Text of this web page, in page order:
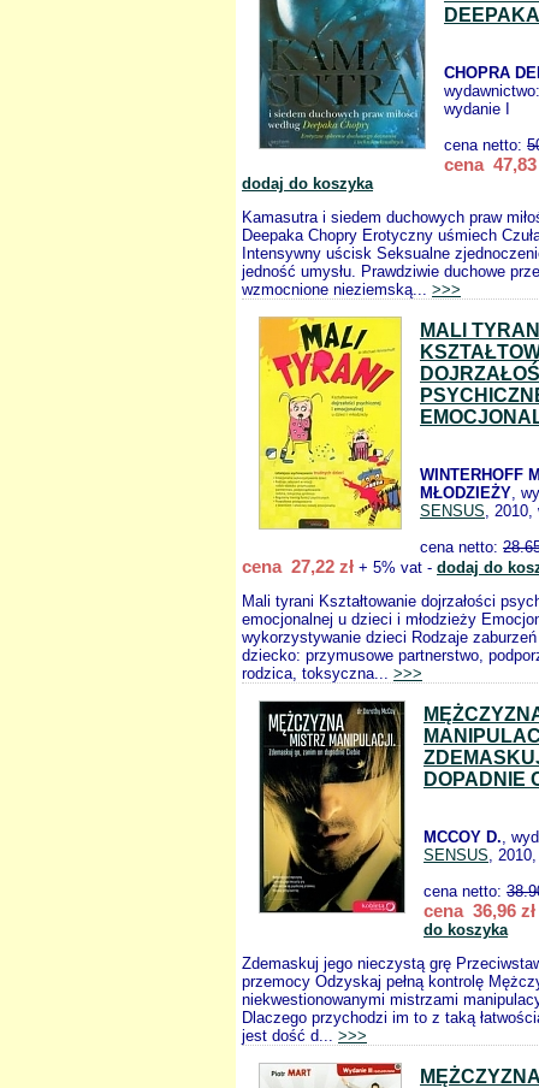
CHOPRA
wydanie I
cena netto:
cena 47,83
dodaj do koszyka
Kamasutra i siedem duchowych praw
Deepaka Chopry Erotyczny uśmiech
Intensywny uścisk Seksualne
jedność umysłu. Prawdziwie duchowe
wzmocnione nieziemską... >>>
MALI
WINTERHOFF
MŁODZIEŻY,
SENSUS, 2010,
cena netto:
cena 27,22 zł + 5% vat - dodaj do
Mali tyrani Kształtowanie dojrzałości
emocjonalnej u dzieci i młodzieży
wykorzystywanie dzieci Rodzaje
dziecko: przymusowe partnerstwo,
rodzica, toksyczna... >>>
DOPADNIE
MCCOY D.,
SENSUS,
cena netto:
cena 36,96 zł
do koszyka
Zdemaskuj jego nieczystą grę
przemocy Odzyskaj pełną kontrolę
niekwestionowanymi mistrzami
Dlaczego przychodzi im to z taką
jest dość d... >>>